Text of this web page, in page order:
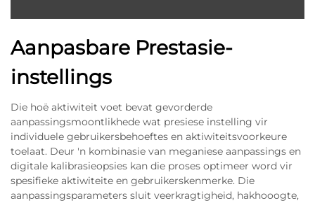
Aanpasbare Prestasie-
instellings
Die hoë aktiwiteit voet bevat gevorderde
aanpassingsmoontlikhede wat presiese instelling vir
individuele gebruikersbehoeftes en aktiwiteitsvoorkeure
toelaat. Deur 'n kombinasie van meganiese aanpassings en
digitale kalibrasieopsies kan die proses optimeer word vir
spesifieke aktiwiteite en gebruikerskenmerke. Die
aanpassingsparameters sluit veerkragtigheid, hakhooogte,